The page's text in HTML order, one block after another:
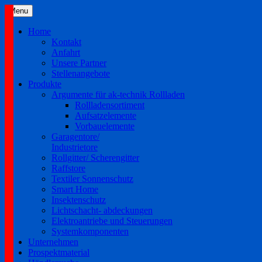
Skip
content
Menu
Home
Kontakt
Anfahrt
Unsere Partner
Stellenangebote
Produkte
Argumente für ak-technik Rollladen
Rollladensortiment
Aufsatzelemente
Vorbauelemente
Garagentore/
Industrietore
Rollgitter/ Scherengitter
Raffstore
Textiler Sonnenschutz
Smart Home
Insektenschutz
Lichtschacht- abdeckungen
Elektroantriebe und Steuerungen
Systemkomponenten
Unternehmen
Prospektmaterial